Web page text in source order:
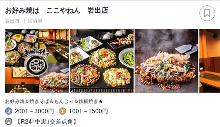
お好み焼は ここやねん 岩出店
岩出市 居酒屋
お好み焼＆焼きそば＆もんじゃ＆鉄板焼き★
2001～3000円
1001～1500円
【R24｢中黒｣交差点角】